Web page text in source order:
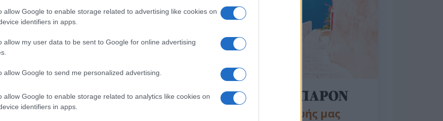
allow Google to enable storage related to advertising like cookies on
identifiers in apps.
allow my user data to be sent to Google for online advertising
allow Google to send me personalized advertising.
allow Google to enable storage related to analytics like cookies on
identifiers in apps.
σύμβουλος της ΕΡΤ τους τελευταίους 13
της εταιρείας στις διεθνείς συμπαραγωγές, όπως οι
με τη Ζιλιέτ Μπινός και τον Ρέιφ Φάινς, και «Sacrifice»,
Τέιλορ Τζόι, Σάλμα Χάγεκ, Βενσάν Κασέλ, Τζον
και στην ελληνική μυθοπλασία, με τη διεθνή
επεισοδίων)
της Ζωής μας